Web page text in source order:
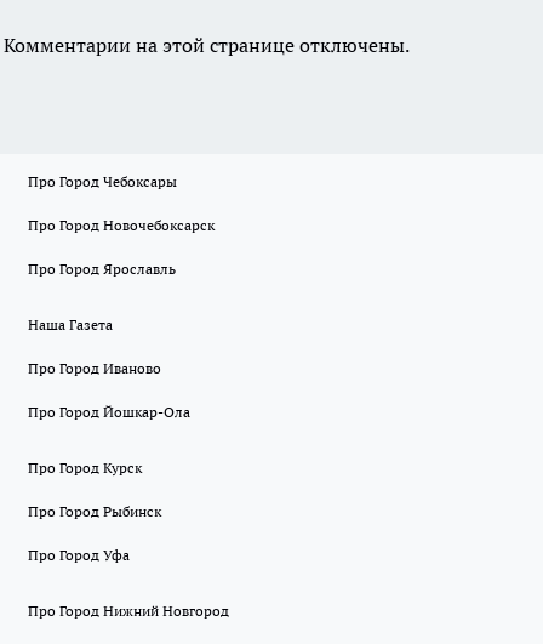
Комментарии на этой странице отключены.
Про Город Чебоксары
Про Город Новочебоксарск
Про Город Ярославль
Наша Газета
Про Город Иваново
Про Город Йошкар-Ола
Про Город Курск
Про Город Рыбинск
Про Город Уфа
Про Город Нижний Новгород